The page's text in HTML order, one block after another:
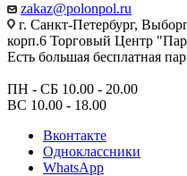
zakaz@polonpol.ru
г. Санкт-Петербург,
корп.6 Торговый Центр
Есть большая бесплатная
ПН - СБ 10.00 - 20.00
ВС 10.00 - 18.00
Вконтакте
Одноклассники
WhatsApp